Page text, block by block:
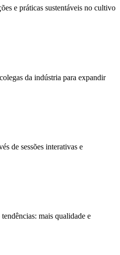
e práticas sustentáveis no cultivo
da indústria para expandir
de sessões interativas e
mais qualidade e